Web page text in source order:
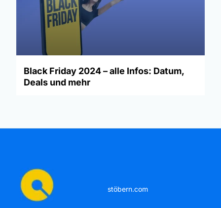
Black Friday 2024 – alle Infos: Datum,
Deals und mehr
stöbern.com